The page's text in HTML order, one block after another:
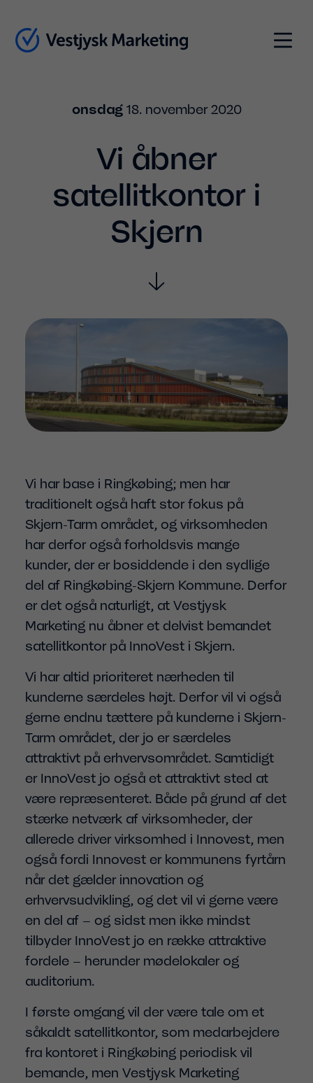
onsdag18. november 2020
Vi åbner
satellitkontor i
Skjern
Vi har base i Ringkøbing; men har
traditionelt også haft stor fokus på
Skjern-Tarm området, og virksomheden
har derfor også forholdsvis mange
kunder, der er bosiddende i den sydlige
del af Ringkøbing-Skjern Kommune. Derfor
er det også naturligt, at Vestjysk
Marketing nu åbner et delvist bemandet
satellitkontor på InnoVest i Skjern.
Vi har altid prioriteret nærheden til
kunderne særdeles højt. Derfor vil vi også
gerne endnu tættere på kunderne i Skjern-
Tarm området, der jo er særdeles
attraktivt på erhvervsområdet. Samtidigt
er InnoVest jo også et attraktivt sted at
være repræsenteret. Både på grund af det
stærke netværk af virksomheder, der
allerede driver virksomhed i Innovest, men
også fordi Innovest er kommunens fyrtårn
når det gælder innovation og
erhvervsudvikling, og det vil vi gerne være
en del af – og sidst men ikke mindst
tilbyder InnoVest jo en række attraktive
fordele – herunder mødelokaler og
auditorium.
I første omgang vil der være tale om et
såkaldt satellitkontor, som medarbejdere
fra kontoret i Ringkøbing periodisk vil
bemande, men Vestjysk Marketing